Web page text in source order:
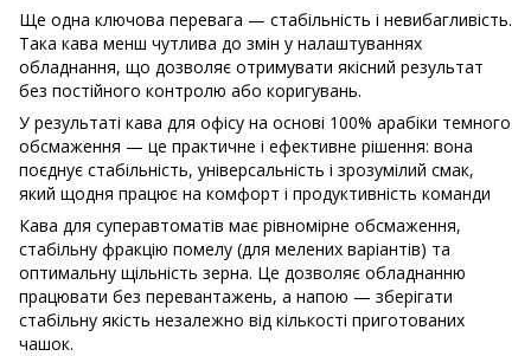
Ще одна ключова перевага — стабільність і невибагливість.
Така кава менш чутлива до змін у налаштуваннях
обладнання, що дозволяє отримувати якісний результат
без постійного контролю або коригувань.
У результаті кава для офісу на основі 100% арабіки темного
обсмаження — це практичне і ефективне рішення: вона
поєднує стабільність, універсальність і зрозумілий смак,
який щодня працює на комфорт і продуктивність команди
Кава для суперавтоматів має рівномірне обсмаження,
стабільну фракцію помелу (для мелених варіантів) та
оптимальну щільність зерна. Це дозволяє обладнанню
працювати без перевантажень, а напою — зберігати
стабільну якість незалежно від кількості приготованих
чашок.